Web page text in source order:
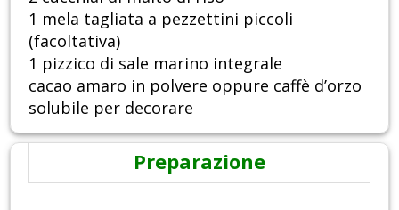
1 mela tagliata a pezzettini piccoli
(facoltativa)
1 pizzico di sale marino integrale
cacao amaro in polvere oppure caffè d’orzo
solubile per decorare
Preparazione